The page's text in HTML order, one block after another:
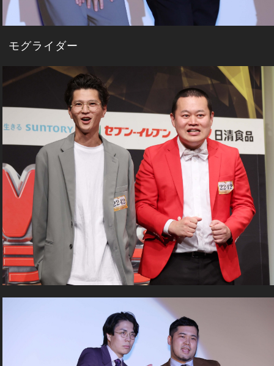
モグライダー